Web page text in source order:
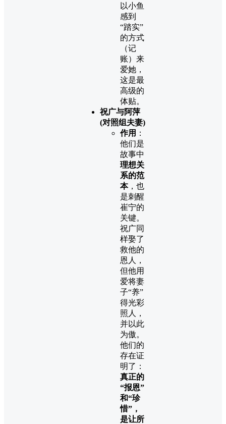
以小鱼
感到
“踏实”
的方式
（记
账）来
爱她，
这是最
高级的
体贴。
祝广与阿萍
(对照组夫妻)
作用 ：
他们是
故事中
理想关
系的范
本，也
是刺醒
崔宁的
关键。
祝广同
样娶了
救他的
恩人，
但他用
爱将妻
子“养”
得光彩
照人，
并以此
为傲。
他们的
存在证
明了：
真正的
“报恩”
和“珍
惜”，
是让所